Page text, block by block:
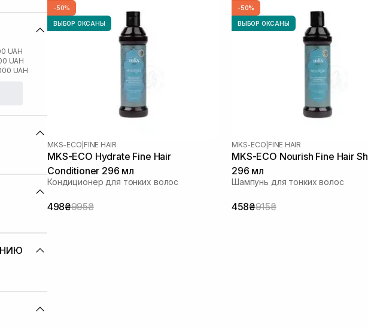
UAH
UAH
UAH
-50%
ВЫБОР ОКСАНЫ
MKS-ECO FINE HAIR
MKS-ECO Hydrate Fine Hair
Conditioner 296 мл
Кондиционер для тонких волос
498₴995₴
-50%
ВЫБОР ОКСАНЫ
MKS-ECO FINE HAIR
MKS-ECO Nourish Fine Hair
296 мл
Шампунь для тонких волос
458₴915₴